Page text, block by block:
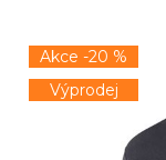
Akce -20 %
Výprodej